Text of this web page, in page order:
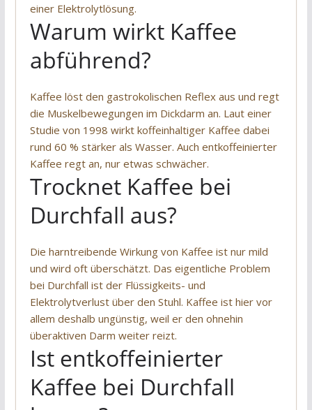
einer Elektrolytlösung.
Warum wirkt Kaffee
abführend?
Kaffee löst den gastrokolischen Reflex aus und regt
die Muskelbewegungen im Dickdarm an. Laut einer
Studie von 1998 wirkt koffeinhaltiger Kaffee dabei
rund 60 % stärker als Wasser. Auch entkoffeinierter
Kaffee regt an, nur etwas schwächer.
Trocknet Kaffee bei
Durchfall aus?
Die harntreibende Wirkung von Kaffee ist nur mild
und wird oft überschätzt. Das eigentliche Problem
bei Durchfall ist der Flüssigkeits- und
Elektrolytverlust über den Stuhl. Kaffee ist hier vor
allem deshalb ungünstig, weil er den ohnehin
überaktiven Darm weiter reizt.
Ist entkoffeinierter
Kaffee bei Durchfall